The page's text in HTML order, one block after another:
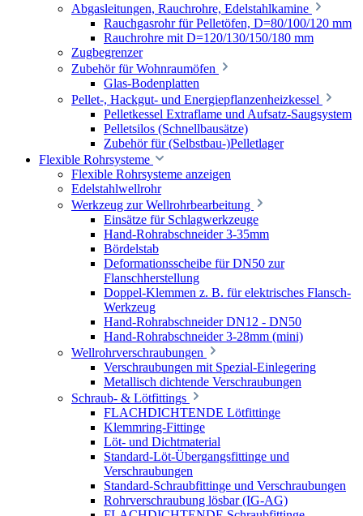
Abgasleitungen, Rauchrohre, Edelstahlkamine
Rauchgasrohr für Pelletöfen, D=80/100/120 mm
Rauchrohre mit D=120/130/150/180 mm
Zugbegrenzer
Zubehör für Wohnraumöfen
Glas-Bodenplatten
Pellet-, Hackgut- und Energiepflanzenheizkessel
Pelletkessel Extraflame und Aufsatz-Saugsystem
Pelletsilos (Schnellbausätze)
Zubehör für (Selbstbau-)Pelletlager
Flexible Rohrsysteme
Flexible Rohrsysteme anzeigen
Edelstahlwellrohr
Werkzeug zur Wellrohrbearbeitung
Einsätze für Schlagwerkzeuge
Hand-Rohrabschneider 3-35mm
Bördelstab
Deformationsscheibe für DN50 zur
Flanschherstellung
Doppel-Klemmen z. B. für elektrisches Flansch-
Werkzeug
Hand-Rohrabschneider DN12 - DN50
Hand-Rohrabschneider 3-28mm (mini)
Wellrohrverschraubungen
Verschraubungen mit Spezial-Einlegering
Metallisch dichtende Verschraubungen
Schraub- & Lötfittings
FLACHDICHTENDE Lötfittinge
Klemmring-Fittinge
Löt- und Dichtmaterial
Standard-Löt-Übergangsfittinge und
Verschraubungen
Standard-Schraubfittinge und Verschraubungen
Rohrverschraubung lösbar (IG-AG)